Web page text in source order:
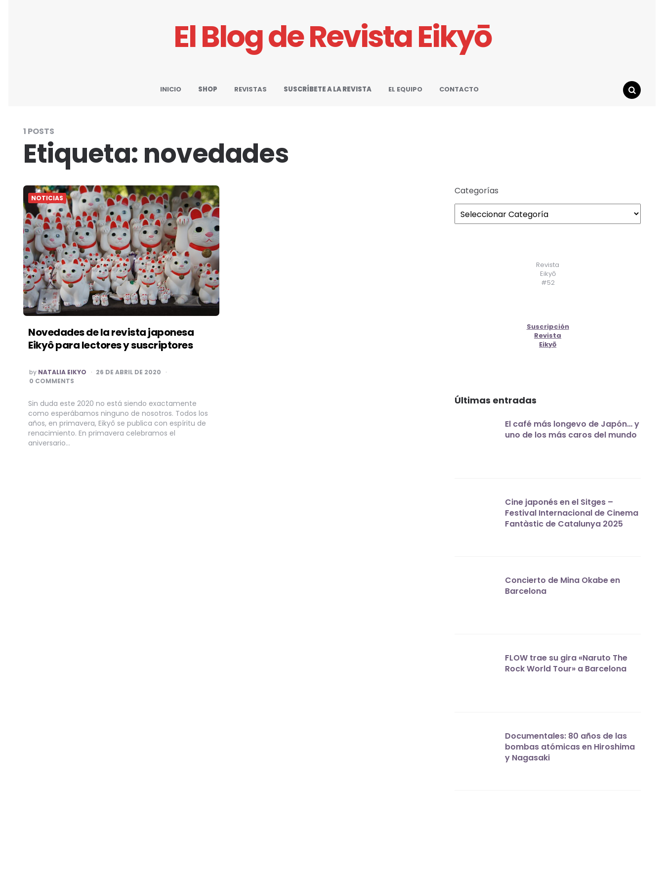
El Blog de Revista Eikyō
INICIO SHOP REVISTAS SUSCRÍBETE A LA REVISTA EL EQUIPO
CONTACTO
1 POSTS
Etiqueta: novedades
NOTICIAS
Novedades de la revista japonesa
Eikyô para lectores y suscriptores
POSTED
BY
by NATALIA EIKYO
26 DE ABRIL DE 2020
0 COMMENTS
Sin duda este 2020 no está siendo exactamente
como esperábamos ninguno de nosotros. Todos los
años, en primavera, Eikyô se publica con espíritu de
renacimiento. En primavera celebramos el
aniversario…
Categorías
Revista
Eikyō
#52
Suscripción
Revista
Eikyō
Últimas entradas
El café más longevo de Japón… y
uno de los más caros del mundo
Cine japonés en el Sitges –
Festival Internacional de Cinema
Fantàstic de Catalunya 2025
Concierto de Mina Okabe en
Barcelona
FLOW trae su gira «Naruto The
Rock World Tour» a Barcelona
Documentales: 80 años de las
bombas atómicas en Hiroshima
y Nagasaki